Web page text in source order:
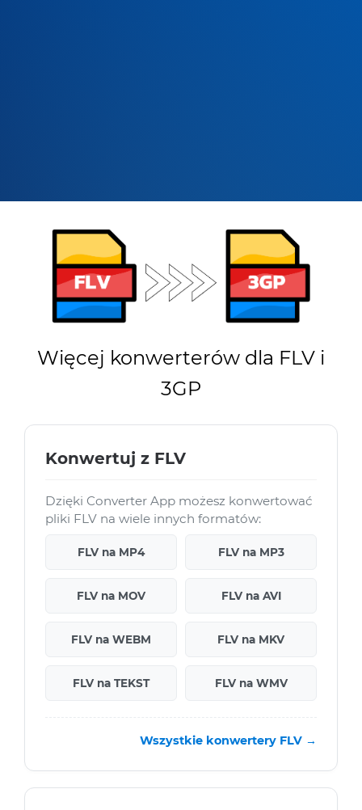
Więcej konwerterów dla FLV i
3GP
Konwertuj z FLV
Dzięki Converter App możesz konwertować
pliki FLV na wiele innych formatów:
FLV na MP4 FLV na MP3
FLV na MOV FLV na AVI
FLV na WEBM FLV na MKV
FLV na TEKST FLV na WMV
Wszystkie konwertery FLV →